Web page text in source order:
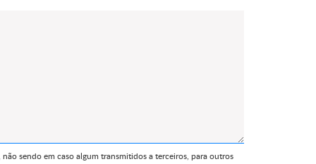
sendo em caso algum transmitidos a terceiros, para outros